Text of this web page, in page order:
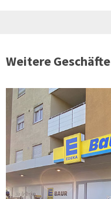
Weitere Geschäfte